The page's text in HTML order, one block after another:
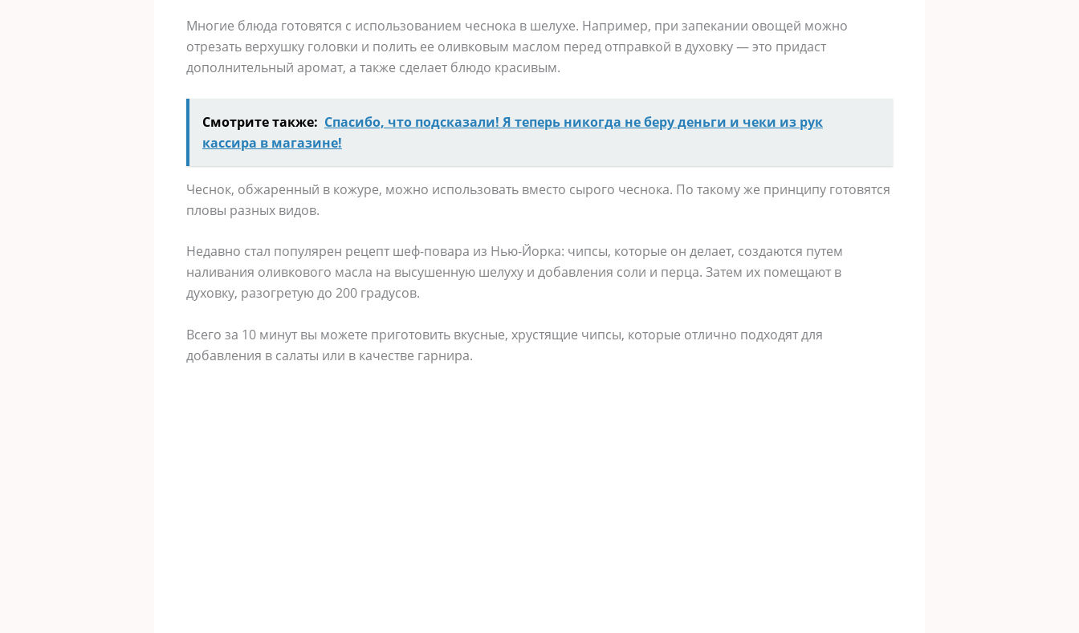
Многие блюда готовятся с использованием чеснока в шелухе. Например, при запекании овощей можно
отрезать верхушку головки и полить ее оливковым маслом перед отправкой в духовку — это придаст
дополнительный аромат, а также сделает блюдо красивым.
Смотрите также: Спасибо, что подсказали! Я теперь никогда не беру деньги и чеки из рук
кассира в магазине!
Чеснок, обжаренный в кожуре, можно использовать вместо сырого чеснока. По такому же принципу готовятся
пловы разных видов.
Недавно стал популярен рецепт шеф-повара из Нью-Йорка: чипсы, которые он делает, создаются путем
наливания оливкового масла на высушенную шелуху и добавления соли и перца. Затем их помещают в
духовку, разогретую до 200 градусов.
Всего за 10 минут вы можете приготовить вкусные, хрустящие чипсы, которые отлично подходят для
добавления в салаты или в качестве гарнира.